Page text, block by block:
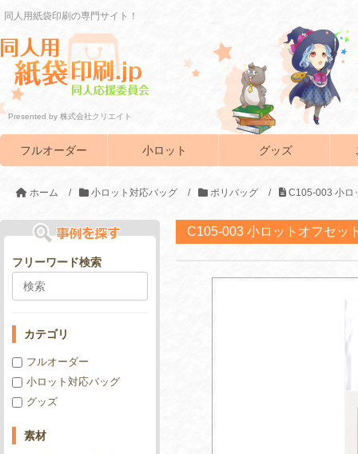
同人用紙袋印刷の専門サイト！
Presented by 株式会社クリエイト
フルオーダー 小ロット グッズ
ホーム / 小ロット対応バッグ / ポリバッグ / C105-003 小ロ
C105-003 小ロットオフセッ
フリーワード検索
カテゴリ
フルオーダー
小ロット対応バッグ
グッズ
素材